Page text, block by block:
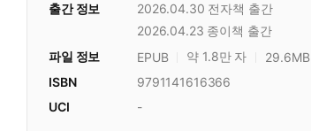
출간 정보 2026.04.30 전자책 출간
2026.04.23 종이책 출간
파일 정보 EPUB 약 1.8만 자 29.6MB
ISBN
9791141616366
UCI
-